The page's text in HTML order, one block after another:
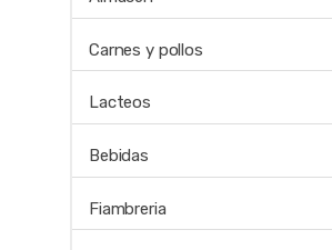
Carnes y pollos
Lacteos
Bebidas
Fiambreria